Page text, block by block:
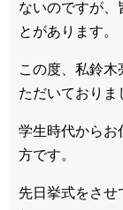
ないのですが、
とがあります。
この度、私鈴
ただいておりま
学生時代からお
方です。
先日挙式をさせ